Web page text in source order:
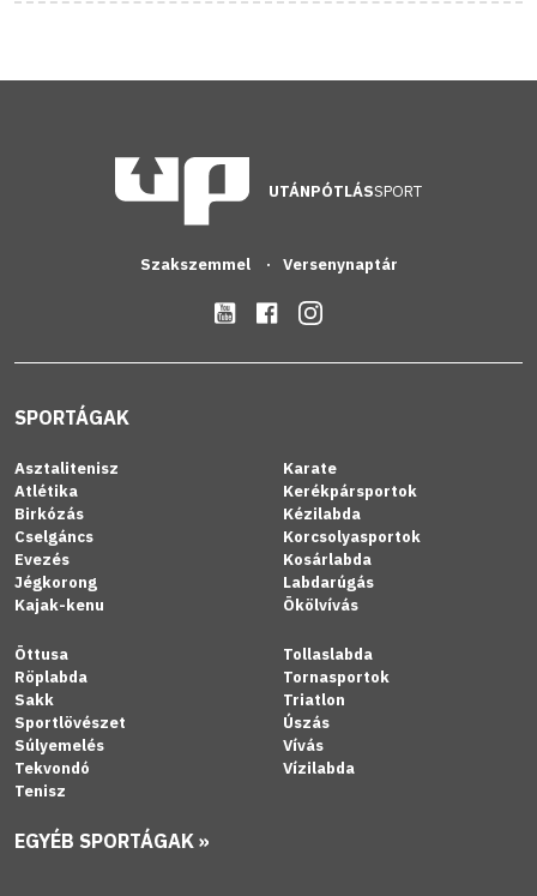
UTÁNPÓTLÁSSPORT
Szakszemmel Versenynaptár
SPORTÁGAK
Asztalitenisz
Atlétika
Birkózás
Cselgáncs
Evezés
Jégkorong
Kajak-kenu
Karate
Kerékpársportok
Kézilabda
Korcsolyasportok
Kosárlabda
Labdarúgás
Ökölvívás
Öttusa
Röplabda
Sakk
Sportlövészet
Súlyemelés
Tekvondó
Tenisz
Tollaslabda
Tornasportok
Triatlon
Úszás
Vívás
Vízilabda
EGYÉB SPORTÁGAK »